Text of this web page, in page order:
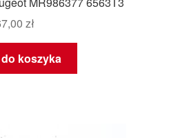
zł
koszyka